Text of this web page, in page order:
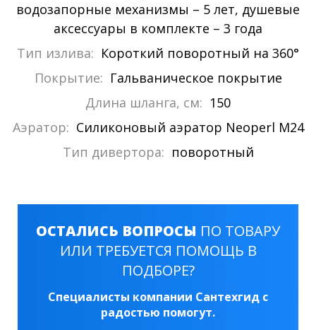
водозапорные механизмы – 5 лет, душевые
аксессуары в комплекте – 3 года
Тип излива: Короткий поворотный на 360°
Покрытие: Гальваническое покрытие
Длина шланга, см: 150
Аэратор: Силиконовый аэратор Neoperl M24
Тип дивертора: поворотный
ОСТАЛИСЬ ВОПРОСЫ ПО ТОВАРУ
ИЛИ ТРЕБУЕТСЯ ПОМОЩЬ В
ПОДБОРЕ?
Специалисты компании Сантехгид с
радостью помогут.